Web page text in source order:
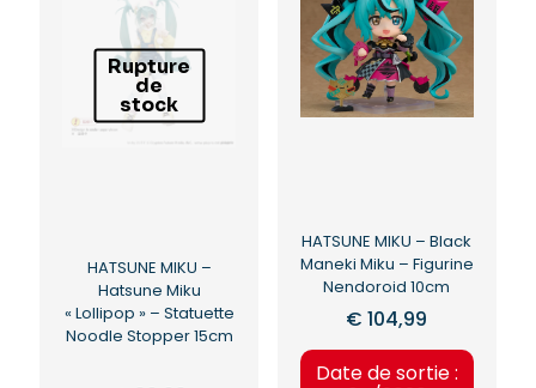
Rupture
de
stock
HATSUNE MIKU –
Hatsune Miku
« Lollipop » – Statuette
Noodle Stopper 15cm
HATSUNE MIKU – Black
Maneki Miku – Figurine
Nendoroid 10cm
€ 104,99
Date de sortie :